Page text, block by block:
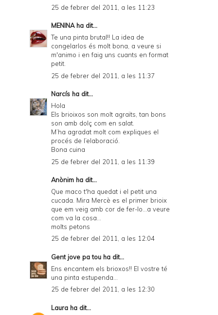
25 de febrer del 2011, a les 11:23
MENINAha dit...
Te una pinta brutal!! La idea de
congelarlos és molt bona, a veure si
m'animo i en faig uns cuants en format
petit.
25 de febrer del 2011, a les 11:37
Narcís ha dit...
Hola
Els brioixos son molt agraïts, tan bons
son amb dolç com en salat.
M’ha agradat molt com expliques el
procés de l’elaboració.
Bona cuina
25 de febrer del 2011, a les 11:39
Anònim ha dit...
Que maco t'ha quedat i el petit una
cucada. Mira Mercè es el primer brioix
que em veig amb cor de fer-lo...a veure
com va la cosa...
molts petons
25 de febrer del 2011, a les 12:04
Gent jove pa tou ha dit...
Ens encantem els brioxos!! El vostre té
una pinta estupenda...
25 de febrer del 2011, a les 12:30
Laura ha dit...